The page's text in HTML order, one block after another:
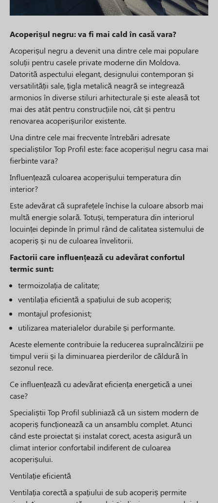
Acoperișul negru: va fi mai cald în casă vara?
Acoperișul negru a devenit una dintre cele mai populare
soluții pentru casele private moderne din Moldova.
Datorită aspectului elegant, designului contemporan și
versatilității sale, țigla metalică neagră se integrează
armonios în diverse stiluri arhitecturale și este aleasă tot
mai des atât pentru construcțiile noi, cât și pentru
renovarea acoperișurilor existente.
Una dintre cele mai frecvente întrebări adresate
specialiștilor Top Profil este: face acoperișul negru casa mai
fierbinte vara?
Influențează culoarea acoperișului temperatura din
interior?
Este adevărat că suprafețele închise la culoare absorb mai
multă energie solară. Totuși, temperatura din interiorul
locuinței depinde în primul rând de calitatea sistemului de
acoperiș și nu de culoarea învelitorii.
Factorii care influențează cu adevărat confortul
termic sunt:
termoizolația de calitate;
ventilația eficientă a spațiului de sub acoperiș;
montajul profesionist;
utilizarea materialelor durabile și performante.
Aceste elemente contribuie la reducerea supraîncălzirii pe
timpul verii și la diminuarea pierderilor de căldură în
sezonul rece.
Ce influențează cu adevărat eficiența energetică a unei
case?
Specialiștii Top Profil subliniază că un sistem modern de
acoperiș funcționează ca un ansamblu complet. Atunci
când este proiectat și instalat corect, acesta asigură un
climat interior confortabil indiferent de culoarea
acoperișului.
Ventilație eficientă
Ventilația corectă a spațiului de sub acoperiș permite